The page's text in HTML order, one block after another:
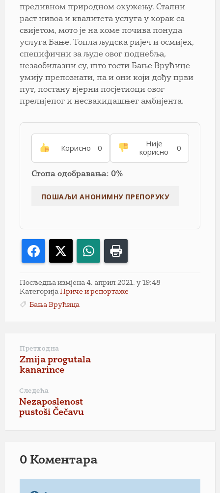
предивном природном окужењу. Стални
раст нивоа и квалитета услуга у корак са
свијетом, мото је на коме почива понуда
услуга Бање. Топла људска ријеч и осмијех,
специфични за људе овог поднебља,
незаобилазни су, што гости Бање Врућице
умију препознати, па и они који дођу први
пут, постану вјерни посјетиоци овог
прелијепог и несвакидашњег амбијента.
Корисно 0
Није
корисно
0
Стопа одобравања: 0%
Facebook WhatsApp
Посљедња измјена 4. април 2021. у 19:48
Категорија Приче и репортаже
Бања Врућица
Претходна
Zmija progutala
kanarince
Следећа
Nezaposlenost
pustoši Čečavu
0 Коментарa